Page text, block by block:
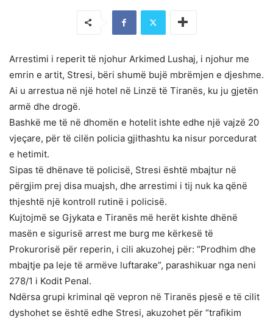
Arrestimi i reperit të njohur Arkimed Lushaj, i njohur me
emrin e artit, Stresi, bëri shumë bujë mbrëmjen e djeshme.
Ai u arrestua në një hotel në Linzë të Tiranës, ku ju gjetën
armë dhe drogë.
Bashkë me të në dhomën e hotelit ishte edhe një vajzë 20
vjeçare, për të cilën policia gjithashtu ka nisur porcedurat
e hetimit.
Sipas të dhënave të policisë, Stresi është mbajtur në
përgjim prej disa muajsh, dhe arrestimi i tij nuk ka qënë
thjeshtë një kontroll rutinë i policisë.
Kujtojmë se Gjykata e Tiranës më herët kishte dhënë
masën e sigurisë arrest me burg me kërkesë të
Prokurorisë për reperin, i cili akuzohej për: “Prodhim dhe
mbajtje pa leje të armëve luftarake”, parashikuar nga neni
278/1 i Kodit Penal.
Ndërsa grupi kriminal që vepron në Tiranës pjesë e të cilit
dyshohet se është edhe Stresi, akuzohet për “trafikim